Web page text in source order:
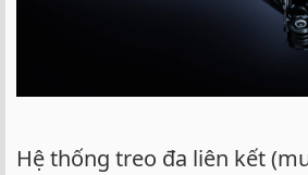
Hệ thống treo đa liên kết